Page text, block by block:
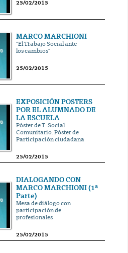
25/02/2015
MARCO MARCHIONI
"El Trabajo Social ante
los cambios"
25/02/2015
EXPOSICIÓN POSTERS
POR EL ALUMNADO DE
LA ESCUELA
Póster de T. Social
Comunitario. Póster de
Participación ciudadana
25/02/2015
DIALOGANDO CON
MARCO MARCHIONI (1ª
Parte)
Mesa de diálogo con
participación de
profesionales
25/02/2015